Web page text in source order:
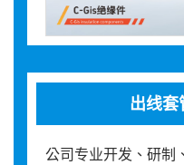
出线套
公司专业开发、研制